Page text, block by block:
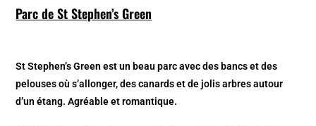
Parc de St Stephen’s Green
St Stephen’s Green est un beau parc avec des bancs et des
pelouses où s’allonger, des canards et de jolis arbres autour
d’un étang. Agréable et romantique.